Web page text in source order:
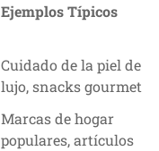
Ejemplos Típicos
Cuidado de la piel de
lujo, snacks gourmet
Marcas de hogar
populares, artículos